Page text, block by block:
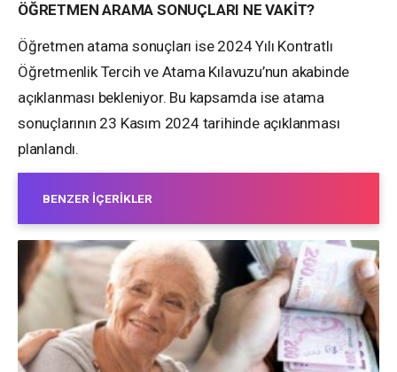
ÖĞRETMEN ARAMA SONUÇLARI NE VAKİT?
Öğretmen atama sonuçları ise 2024 Yılı Kontratlı
Öğretmenlik Tercih ve Atama Kılavuzu’nun akabinde
açıklanması bekleniyor. Bu kapsamda ise atama
sonuçlarının 23 Kasım 2024 tarihinde açıklanması
planlandı.
BENZER İÇERIKLER